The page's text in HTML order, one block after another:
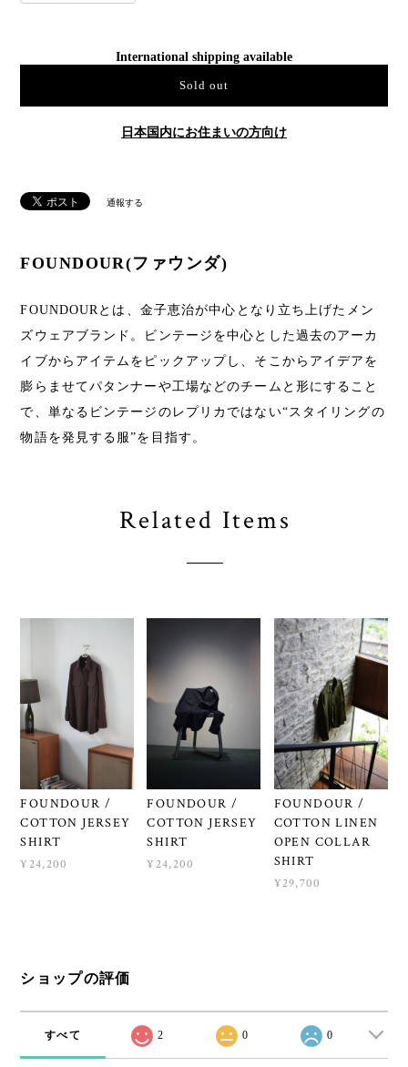
International shipping available
Sold out
日本国内にお住まいの方向け
通報する
FOUNDOUR(ファウンダ)
FOUNDOURとは、金子恵治が中心となり立ち上げたメン
ズウェアブランド。ビンテージを中心とした過去のアーカ
イブからアイテムをピックアップし、そこからアイデアを
膨らませてパタンナーや工場などのチームと形にすること
で、単なるビンテージのレプリカではない“スタイリングの
物語を発見する服”を目指す。
Related Items
FOUNDOUR /
COTTON JERSEY
SHIRT
¥24,200
FOUNDOUR /
COTTON JERSEY
SHIRT
¥24,200
FOUNDOUR /
COTTON LINEN
OPEN COLLAR
SHIRT
¥29,700
ショップの評価
すべて 2 0 0